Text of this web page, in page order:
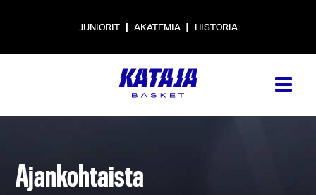
JUNIORIT | AKATEMIA | HISTORIA
Ajankohtaista